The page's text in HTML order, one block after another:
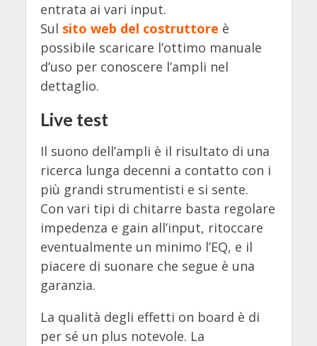
entrata ai vari input.
Sul sito web del costruttore è
possibile scaricare l’ottimo manuale
d’uso per conoscere l’ampli nel
dettaglio.
Live test
Il suono dell’ampli è il risultato di una
ricerca lunga decenni a contatto con i
più grandi strumentisti e si sente.
Con vari tipi di chitarre basta regolare
impedenza e gain all’input, ritoccare
eventualmente un minimo l’EQ, e il
piacere di suonare che segue è una
garanzia.
La qualità degli effetti on board è di
per sé un plus notevole. La